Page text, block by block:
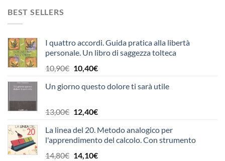
BEST SELLERS
I quattro accordi. Guida pratica alla libertà
personale. Un libro di saggezza tolteca
10,90€ Il
originale
10,90€.
10,40€Il
attuale
10,40€.
Un giorno questo dolore ti sarà utile
13,00€ Il
originale
era:
13,00€.
12,40€Il
attuale
è:
12,40€.
La linea del 20. Metodo analogico per
l'apprendimento del calcolo. Con strumento
14,80€ Il
14,10€Il